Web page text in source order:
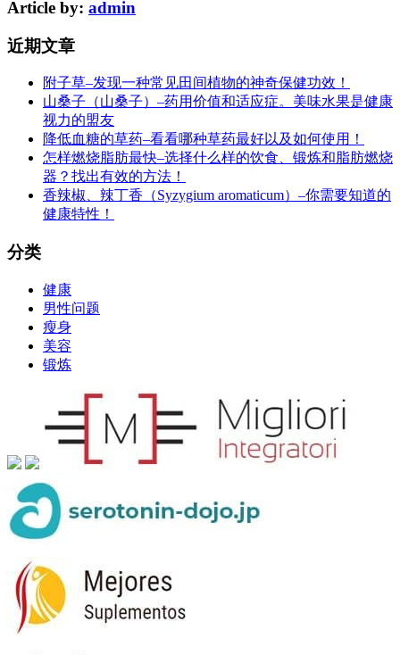
Article by: admin
近期文章
附子草–发现一种常见田间植物的神奇保健功效！
山桑子（山桑子）–药用价值和适应症。美味水果是健康
视力的盟友
降低血糖的草药–看看哪种草药最好以及如何使用！
怎样燃烧脂肪最快–选择什么样的饮食、锻炼和脂肪燃烧
器？找出有效的方法！
香辣椒、辣丁香（Syzygium aromaticum）–你需要知道的
健康特性！
分类
健康
男性问题
瘦身
美容
锻炼